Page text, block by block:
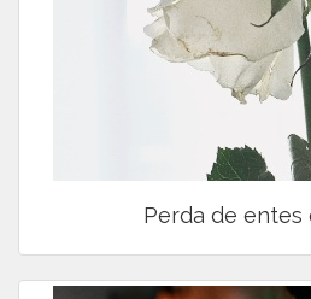
Perda de entes